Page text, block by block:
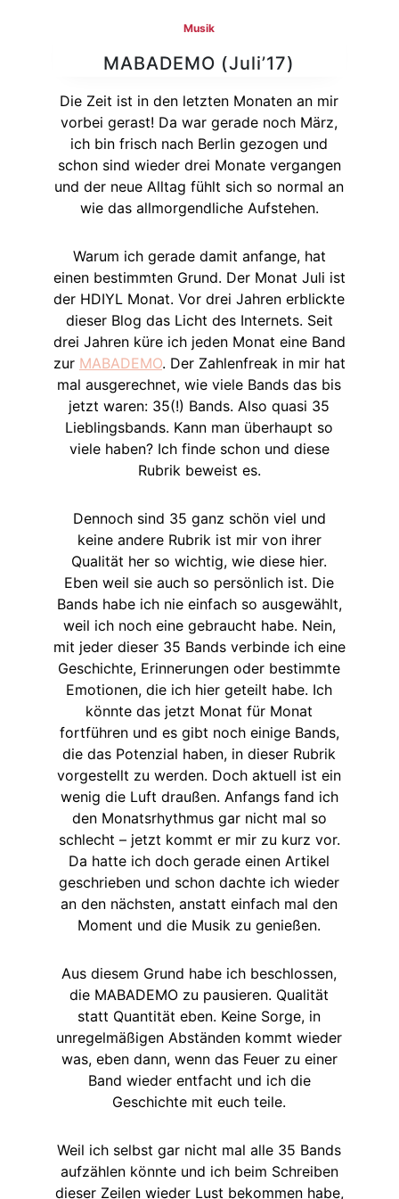
Musik
MABADEMO (Juli’17)
Die Zeit ist in den letzten Monaten an mir
vorbei gerast! Da war gerade noch März,
ich bin frisch nach Berlin gezogen und
schon sind wieder drei Monate vergangen
und der neue Alltag fühlt sich so normal an
wie das allmorgendliche Aufstehen.
Warum ich gerade damit anfange, hat
einen bestimmten Grund. Der Monat Juli ist
der HDIYL Monat. Vor drei Jahren erblickte
dieser Blog das Licht des Internets. Seit
drei Jahren küre ich jeden Monat eine Band
zur MABADEMO. Der Zahlenfreak in mir hat
mal ausgerechnet, wie viele Bands das bis
jetzt waren: 35(!) Bands. Also quasi 35
Lieblingsbands. Kann man überhaupt so
viele haben? Ich finde schon und diese
Rubrik beweist es.
Dennoch sind 35 ganz schön viel und
keine andere Rubrik ist mir von ihrer
Qualität her so wichtig, wie diese hier.
Eben weil sie auch so persönlich ist. Die
Bands habe ich nie einfach so ausgewählt,
weil ich noch eine gebraucht habe. Nein,
mit jeder dieser 35 Bands verbinde ich eine
Geschichte, Erinnerungen oder bestimmte
Emotionen, die ich hier geteilt habe. Ich
könnte das jetzt Monat für Monat
fortführen und es gibt noch einige Bands,
die das Potenzial haben, in dieser Rubrik
vorgestellt zu werden. Doch aktuell ist ein
wenig die Luft draußen. Anfangs fand ich
den Monatsrhythmus gar nicht mal so
schlecht – jetzt kommt er mir zu kurz vor.
Da hatte ich doch gerade einen Artikel
geschrieben und schon dachte ich wieder
an den nächsten, anstatt einfach mal den
Moment und die Musik zu genießen.
Aus diesem Grund habe ich beschlossen,
die MABADEMO zu pausieren. Qualität
statt Quantität eben. Keine Sorge, in
unregelmäßigen Abständen kommt wieder
was, eben dann, wenn das Feuer zu einer
Band wieder entfacht und ich die
Geschichte mit euch teile.
Weil ich selbst gar nicht mal alle 35 Bands
aufzählen könnte und ich beim Schreiben
dieser Zeilen wieder Lust bekommen habe,